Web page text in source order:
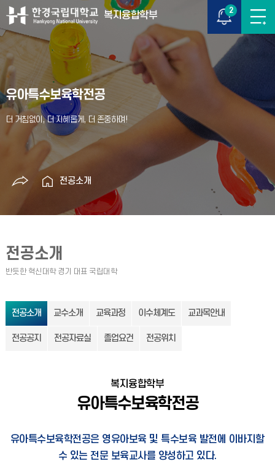
복지융합학부 2
유아특수보육학전공
전공소개
전공소개
전공소개 교수소개 교육과정 이수체계도 교과목안내
전공공지 전공자료실 졸업요건 전공위치
복지융합학부
유아특수보육학전공
유아특수보육학전공은 영유아보육 및 특수보육 발전에 이바지할
수 있는 전문 보육교사를 양성하고 있다.